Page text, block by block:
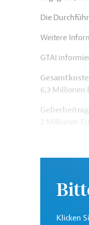
Die
Weitere
GTAI
6,3 Millionen
2 Millionen
Klicken